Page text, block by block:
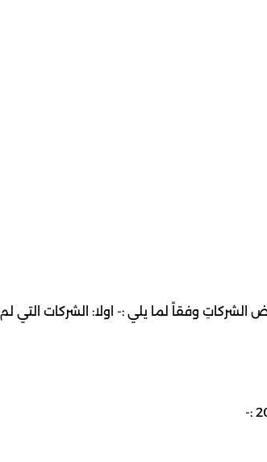
وفقاً لما يلي :- اولا: الشركات التي لم